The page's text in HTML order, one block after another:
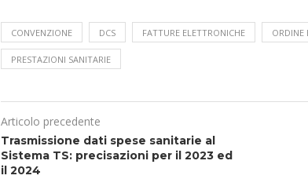
CONVENZIONE DCS FATTURE ELETTRONICHE
PRESTAZIONI SANITARIE
Articolo precedente
Trasmissione dati spese sanitarie al
Sistema TS: precisazioni per il 2023 ed
il 2024